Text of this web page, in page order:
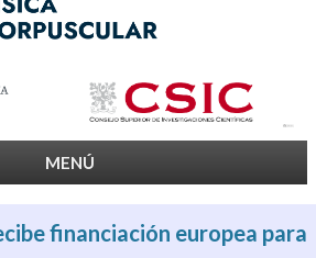
MENÚ
financiación europea para